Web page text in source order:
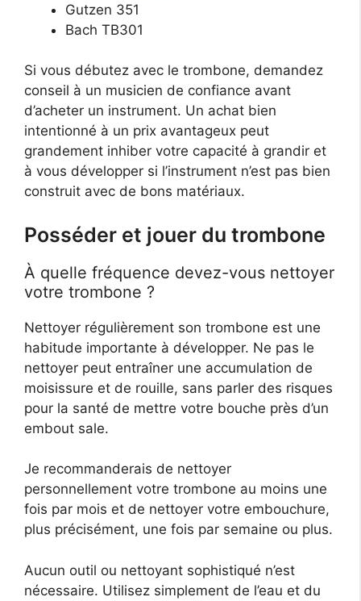
Gutzen 351
Bach TB301
Si vous débutez avec le trombone, demandez
conseil à un musicien de confiance avant
d’acheter un instrument. Un achat bien
intentionné à un prix avantageux peut
grandement inhiber votre capacité à grandir et
à vous développer si l’instrument n’est pas bien
construit avec de bons matériaux.
Posséder et jouer du trombone
À quelle fréquence devez-vous nettoyer
votre trombone ?
Nettoyer régulièrement son trombone est une
habitude importante à développer. Ne pas le
nettoyer peut entraîner une accumulation de
moisissure et de rouille, sans parler des risques
pour la santé de mettre votre bouche près d’un
embout sale.
Je recommanderais de nettoyer
personnellement votre trombone au moins une
fois par mois et de nettoyer votre embouchure,
plus précisément, une fois par semaine ou plus.
Aucun outil ou nettoyant sophistiqué n’est
nécessaire. Utilisez simplement de l’eau et du